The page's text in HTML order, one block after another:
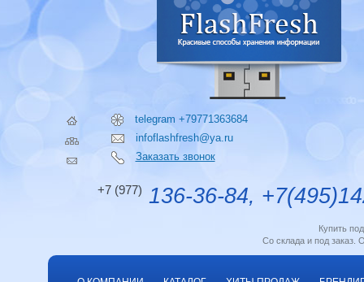
telegram +79771363684
infoflashfresh@ya.ru
Заказать звонок
+7 (977) 136-36-84,
Купить
Со склада и под заказ.